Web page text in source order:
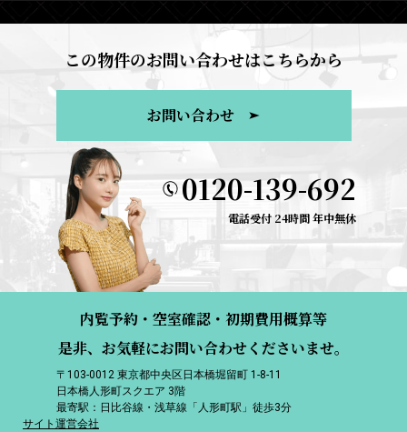
この物件のお問い合わせはこちらから
お問い合わせ
0120-139-692
電話受付 24時間 年中無休
内覧予約・空室確認・初期費用概算等
是非、お気軽にお問い合わせくださいませ。
〒103-0012 東京都中央区日本橋堀留町 1-8-11
日本橋人形町スクエア 3階
最寄駅：日比谷線・浅草線「人形町駅」徒歩3分
サイト運営会社